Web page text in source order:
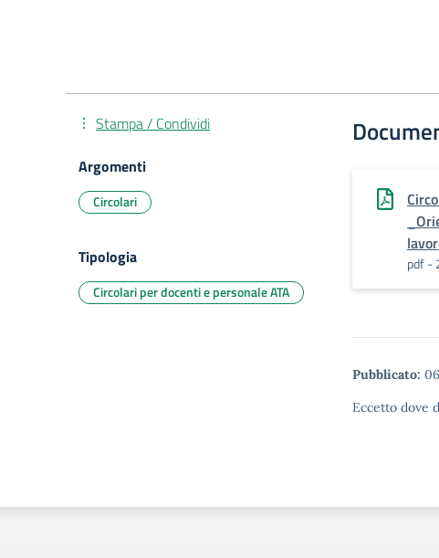
pdf -
Pubblicato:
Eccetto dove
Stampa / Condividi
Argomenti
Circolari
Tipologia
Circolari per docenti e personale ATA